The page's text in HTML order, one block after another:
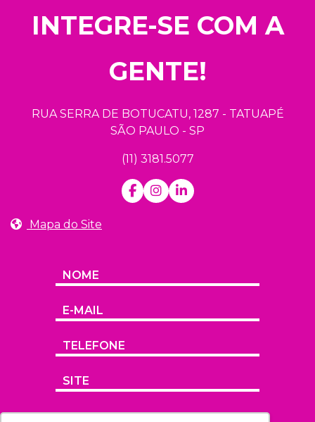
INTEGRE-SE COM A
GENTE!
RUA SERRA DE BOTUCATU, 1287 - TATUAPÉ
SÃO PAULO - SP
(11) 3181.5077
Mapa do Site